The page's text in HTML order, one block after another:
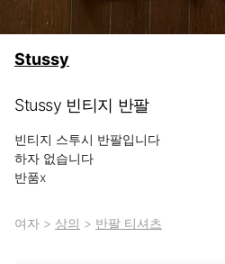
Stussy
Stussy 빈티지 반팔
빈티지 스투시 반팔입니다
하자 없습니다
반품x
여자 > 상의 > 반팔 티셔츠